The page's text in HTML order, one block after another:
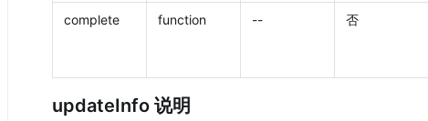
complete function -- 否
updateInfo 说明